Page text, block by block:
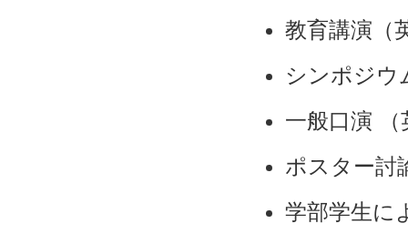
教育講演（
シンポジウ
一般口演 （
ポスター討
学部学生に